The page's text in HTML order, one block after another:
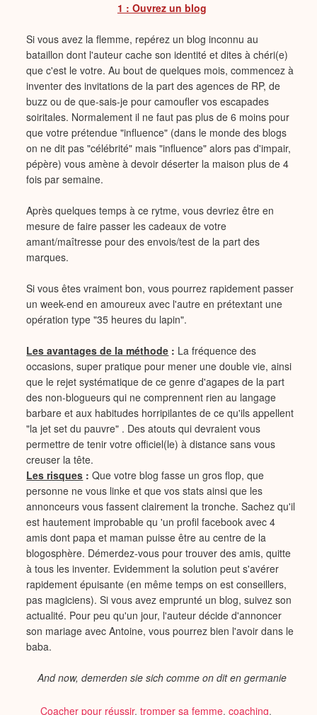
1 : Ouvrez un blog
Si vous avez la flemme, repérez un blog inconnu au
bataillon dont l'auteur cache son identité et dites à chéri(e)
que c'est le votre. Au bout de quelques mois, commencez à
inventer des invitations de la part des agences de RP, de
buzz ou de que-sais-je pour camoufler vos escapades
soiritales. Normalement il ne faut pas plus de 6 moins pour
que votre prétendue "influence" (dans le monde des blogs
on ne dit pas "célébrité" mais "influence" alors pas d'impair,
pépère) vous amène à devoir déserter la maison plus de 4
fois par semaine.
Après quelques temps à ce rytme, vous devriez être en
mesure de faire passer les cadeaux de votre
amant/maîtresse pour des envois/test de la part des
marques.
Si vous êtes vraiment bon, vous pourrez rapidement passer
un week-end en amoureux avec l'autre en prétextant une
opération type "35 heures du lapin".
Les avantages de la méthode : La fréquence des
occasions, super pratique pour mener une double vie, ainsi
que le rejet systématique de ce genre d'agapes de la part
des non-blogueurs qui ne comprennent rien au langage
barbare et aux habitudes horripilantes de ce qu'ils appellent
"la jet set du pauvre" . Des atouts qui devraient vous
permettre de tenir votre officiel(le) à distance sans vous
creuser la tête.
Les risques :Que votre blog fasse un gros flop, que
personne ne vous linke et que vos stats ainsi que les
annonceurs vous fassent clairement la tronche. Sachez qu'il
est hautement improbable qu 'un profil facebook avec 4
amis dont papa et maman puisse être au centre de la
blogosphère. Démerdez-vous pour trouver des amis, quitte
à tous les inventer. Evidemment la solution peut s'avérer
rapidement épuisante (en même temps on est conseillers,
pas magiciens). Si vous avez emprunté un blog, suivez son
actualité. Pour peu qu'un jour, l'auteur décide d'annoncer
son mariage avec Antoine, vous pourrez bien l'avoir dans le
baba.
And now, demerden sie sich comme on dit en germanie
Coacher pour réussir,tromper sa femme,coaching,